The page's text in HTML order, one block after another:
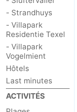
Wadden
manger
Pratiques
Forum
Route
-
Ferry
-
- Strandhuys
- Villapark
Residentie Texel
- Villapark
Vogelmient
Hôtels
Last minutes
ACTIVITÉS